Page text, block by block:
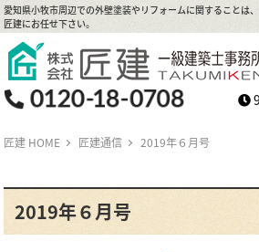
愛知県小牧市周辺での外壁塗装やリフォームに関することは、
匠建にお任せ下さい。
匠建 HOME 匠建通信 2019年６月号
2019年６月号